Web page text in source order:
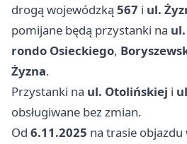
drogą wojewódzką 567 i ul.
pomijane będą przystanki na
rondo Osieckiego,
Żyzna.
Przystanki na ul. Otolińskiej i
obsługiwane bez zmian.
Od 6.11.2025 na trasie